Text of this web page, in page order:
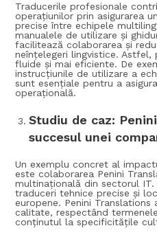
Traducerile profesionale
operațiunilor prin asigurarea
precise între echipele
manualele de utilizare și
facilitează colaborarea și
neînțelegeri lingvistice. Astfel,
fluide și mai eficiente. De
instrucțiunile de utilizare a
sunt esențiale pentru a
operațională.
Studiu de caz:
succesul unei
Un exemplu concret al
este colaborarea Penini
multinațională din sectorul IT.
traduceri tehnice precise și
europene. Penini
calitate, respectând
conținutul la specificitățile